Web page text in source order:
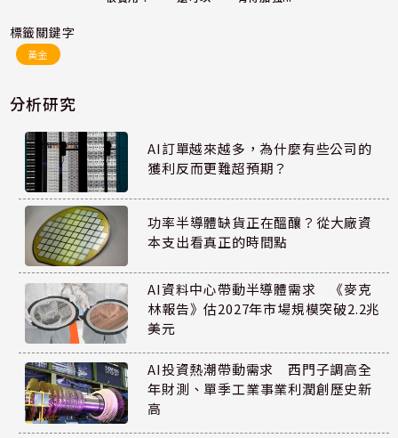
標籤關鍵字
黃金
分析研究
AI訂單越來越多，為什麼有些公司的
獲利反而更難超預期？
功率半導體缺貨正在醞釀？從大廠資
本支出看真正的時間點
AI資料中心帶動半導體需求 《麥克
林報告》估2027年市場規模突破2.2兆
美元
AI投資熱潮帶動需求 西門子調高全
年財測、單季工業事業利潤創歷史新
高